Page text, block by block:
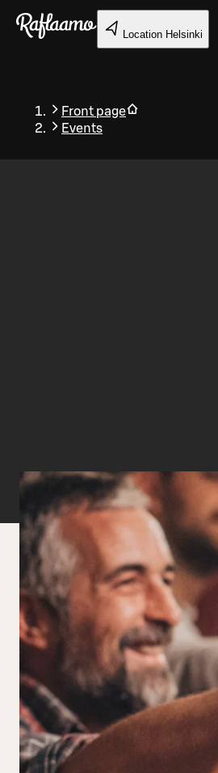
Skip to main content
Location Helsinki
Front page
Events
Back